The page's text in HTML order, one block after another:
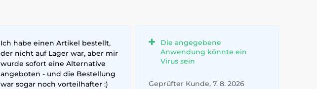
Ich habe einen Artikel bestellt,
der nicht auf Lager war, aber mir
wurde sofort eine Alternative
angeboten - und die Bestellung
war sogar noch vorteilhafter :)
Die angegebene
Anwendung könnte ein
Virus sein
Geprüfter Kunde, 7. 8. 2026